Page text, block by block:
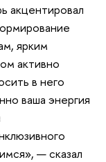
акцентировал
ярким
активно
в него
ваша энергия
— сказал